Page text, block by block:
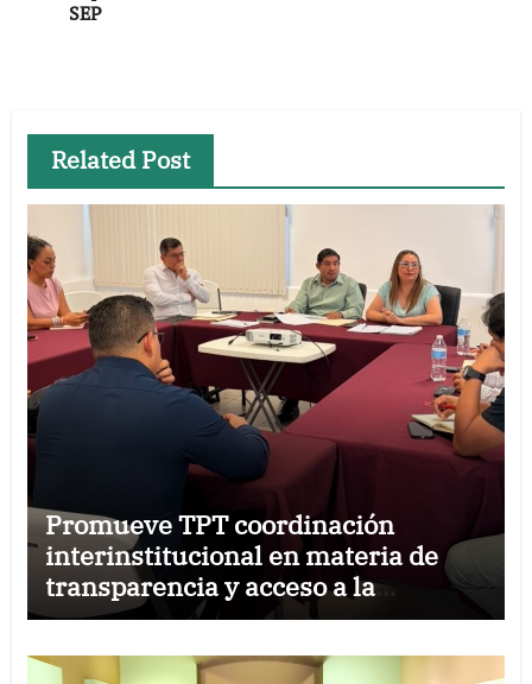
SEP
Related Post
Promueve TPT coordinación
interinstitucional en materia de
transparencia y acceso a la
información pública